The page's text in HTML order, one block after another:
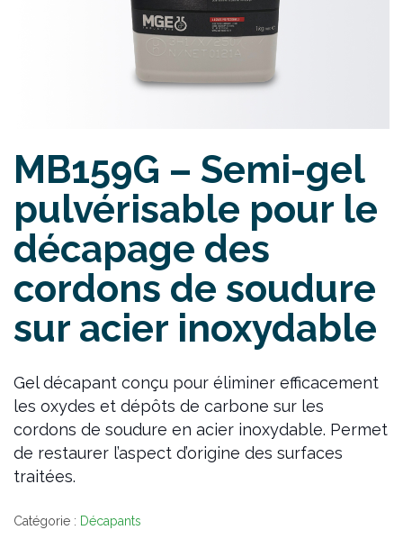
MB159G – Semi-gel
pulvérisable pour le
décapage des
cordons de soudure
sur acier inoxydable
Gel décapant conçu pour éliminer efficacement
les oxydes et dépôts de carbone sur les
cordons de soudure en acier inoxydable. Permet
de restaurer l’aspect d’origine des surfaces
traitées.
Catégorie : Décapants